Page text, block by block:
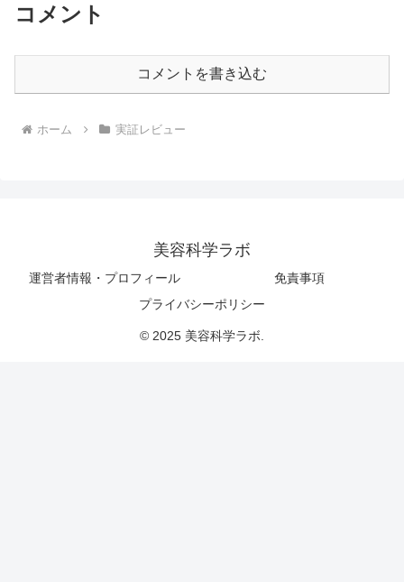
コメント
コメントを書き込む
ホーム 実証レビュー
美容科学ラボ
運営者情報・プロフィール
免責事項
プライバシーポリシー
© 2025 美容科学ラボ.